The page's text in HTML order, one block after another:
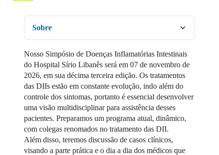
Sobre
Nosso Simpósio de Doenças Inflamatórias Intestinais
do Hospital Sírio Libanês será em 07 de novembro de
2026, em sua décima terceira edição. Os tratamentos
das DIIs estão em constante evolução, indo além do
controle dos sintomas, portanto é essencial desenvolver
uma visão multidisciplinar para assistência desses
pacientes. Preparamos um programa atual, dinâmico,
com colegas renomados no tratamento das DII.
Além disso, teremos discussão de casos clínicos,
visando a parte prática e o dia a dia dos médicos que